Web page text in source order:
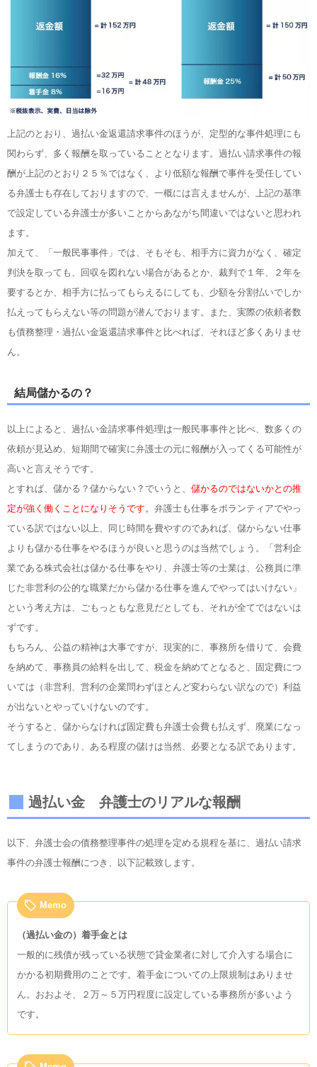
上記のとおり、過払い金返還請求事件のほうが、定型的な事件処理にも
関わらず、多く報酬を取っていることとなります。過払い請求事件の報
酬が上記のとおり２５％ではなく、より低額な報酬で事件を受任してい
る弁護士も存在しておりますので、一概には言えませんが、上記の基準
で設定している弁護士が多いことからあながち間違いではないと思われ
ます。
加えて、「一般民事事件」では、そもそも、相手方に資力がなく、確定
判決を取っても、回収を図れない場合があるとか、裁判で１年、２年を
要するとか、相手方に払ってもらえるにしても、少額を分割払いでしか
払えってもらえない等の問題が潜んでおります。また、実際の依頼者数
も債務整理・過払い金返還請求事件と比べれば、それほど多くありませ
ん。
結局儲かるの？
以上によると、過払い金請求事件処理は一般民事事件と比べ、数多くの
依頼が見込め、短期間で確実に弁護士の元に報酬が入ってくる可能性が
高いと言えそうです。
とすれば、儲かる？儲からない？でいうと、 儲かるのではないかとの推
定が強く働くことになりそうです。 弁護士も仕事をボランティアでやっ
ている訳ではない以上、同じ時間を費やすのであれば、儲からない仕事
よりも儲かる仕事をやるほうが良いと思うのは当然でしょう。「営利企
業である株式会社は儲かる仕事をやり、弁護士等の士業は、公務員に準
じた非営利の公的な職業だから儲かる仕事を進んでやってはいけない」
という考え方は、ごもっともな意見だとしても、それが全てではないは
ずです。
もちろん、公益の精神は大事ですが、現実的に、事務所を借りて、会費
を納めて、事務員の給料を出して、税金を納めてとなると、固定費につ
いては（非営利、営利の企業問わずほとんど変わらない訳なので）利益
が出ないとやっていけないのです。
そうすると、儲からなければ固定費も弁護士会費も払えず、廃業になっ
てしまうのであり、ある程度の儲けは当然、必要となる訳であります。
過払い金 弁護士のリアルな報酬
以下、弁護士会の債務整理事件の処理を定める規程を基に、過払い請求
事件の弁護士報酬につき、以下記載致します。
Memo
（過払い金の）着手金とは
一般的に残債が残っている状態で貸金業者に対して介入する場合に
かかる初期費用のことです。着手金についての上限規制はありませ
ん。おおよそ、２万～５万円程度に設定している事務所が多いよう
です。